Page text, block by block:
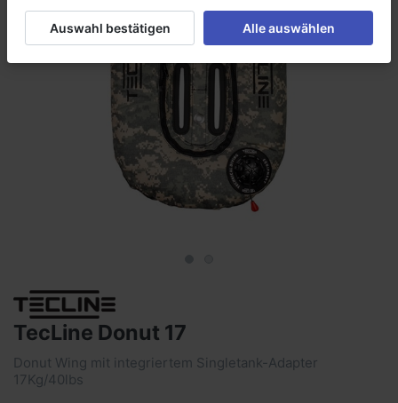
TecLine Donut 17
Donut Wing mit integriertem Singletank-Adapter
17Kg/40lbs
Auswahl bestätigen Alle auswählen